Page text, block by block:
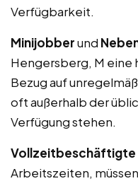
Verfügbarkeit.
Minijobberund
Hengersberg, M eine
Bezug auf
oft außerhalb der
Verfügung stehen.
Vollzeitbeschäftigte
Arbeitszeiten,